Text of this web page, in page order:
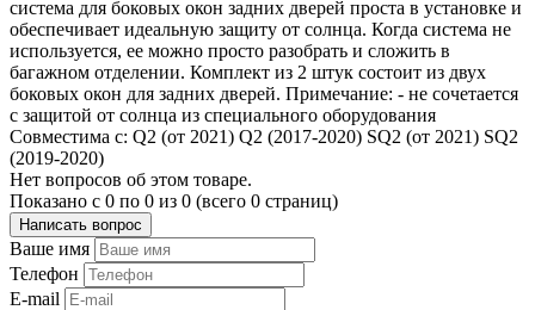
система для боковых окон задних дверей проста в установке и
обеспечивает идеальную защиту от солнца. Когда система не
используется, ее можно просто разобрать и сложить в
багажном отделении. Комплект из 2 штук состоит из двух
боковых окон для задних дверей. Примечание: - не сочетается
с защитой от солнца из специального оборудования
Совместима с: Q2 (от 2021) Q2 (2017-2020) SQ2 (от 2021) SQ2
(2019-2020)
Нет вопросов об этом товаре.
Показано с 0 по 0 из 0 (всего 0 страниц)
Написать вопрос
Ваше имя
Телефон
E-mail